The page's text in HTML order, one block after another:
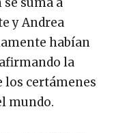
y Andrea
habían
la
los certámenes
mundo.